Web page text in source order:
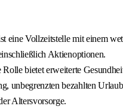
eine Vollzeitstelle mit einem
Aktienoptionen.
Rolle bietet erweiterte
unbegrenzten bezahlten
Altersvorsorge.